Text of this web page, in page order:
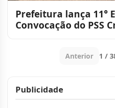
Prefeitura lança 11°
Convocação do PSS
Anterior 1 /
Publicidade